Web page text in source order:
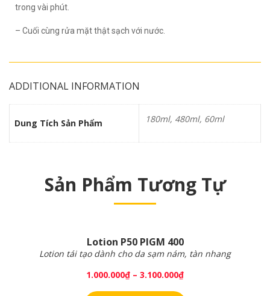
trong vài phút.
– Cuối cùng rửa mặt thật sạch với nước.
ADDITIONAL INFORMATION
Dung Tích Sản Phẩm 180ml, 480ml, 60ml
Sản Phẩm Tương Tự
Lotion P50 PIGM 400
Lotion tái tạo dành cho da sạm nám, tàn nhang
1.000.000₫ – 3.100.000₫